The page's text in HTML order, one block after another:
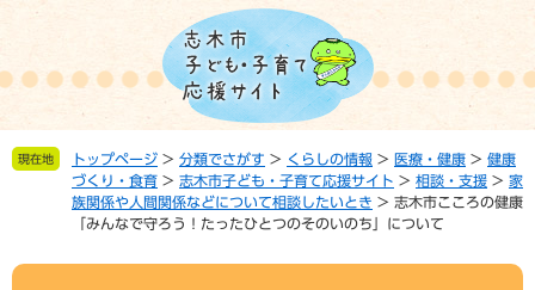
の
で
ー
ば
文
現在地 トップページ > 分類でさがす > くらしの情報 > 医療・健康 > 健康
づくり・食育 > 志木市子ども・子育て応援サイト > 相談・支援 > 家
族関係や人間関係などについて相談したいとき > 志木市こころの健康
「みんなで守ろう！たったひとつのそのいのち」について
本